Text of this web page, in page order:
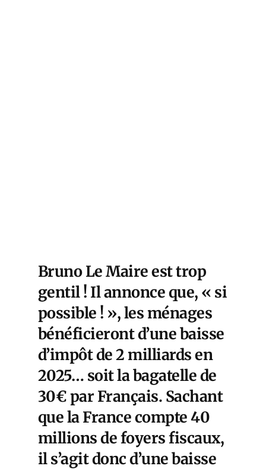
Bruno Le Maire est trop
gentil ! Il annonce que, « si
possible ! », les ménages
bénéficieront d’une baisse
d’impôt de 2 milliards en
2025… soit la bagatelle de
30€ par Français. Sachant
que la France compte 40
millions de foyers fiscaux,
il s’agit donc d’une baisse